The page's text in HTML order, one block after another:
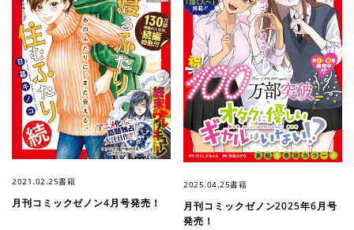
2021.02.25書籍
月刊コミックゼノン4月号発売！
2025.04.25書籍
月刊コミックゼノン2025年6月号
発売！